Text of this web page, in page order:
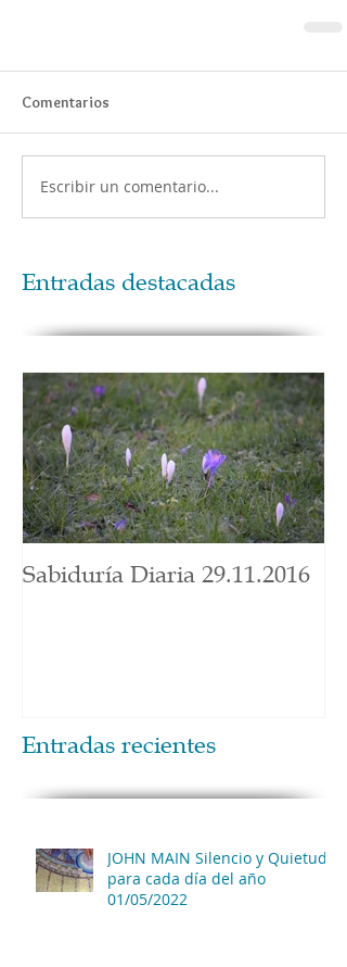
Comentarios
Escribir un comentario...
Entradas destacadas
Sabiduría Diaria 29.11.2016
Entradas recientes
JOHN MAIN Silencio y Quietud
para cada día del año
01/05/2022